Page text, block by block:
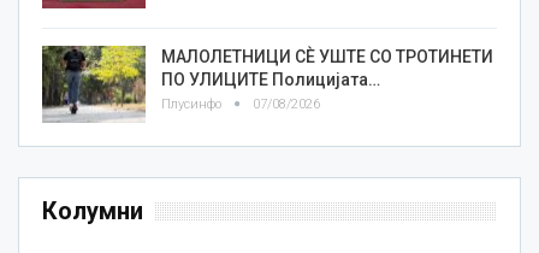
МАЛОЛЕТНИЦИ СÈ УШТЕ СО ТРОТИНЕТИ
ПО УЛИЦИТЕ Полицијата…
Плусинфо 07/08/2026
Колумни